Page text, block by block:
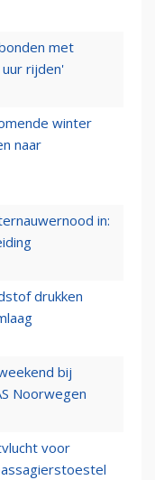
met
rijden'
winter
naar
in:
drukken
bij
Noorwegen
voor